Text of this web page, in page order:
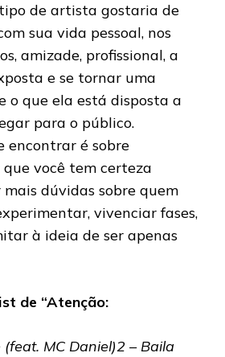
de artista gostaria de
sua vida pessoal, nos
amizade, profissional, a
e se tornar uma
o que ela está disposta a
para o público.
encontrar é sobre
você tem certeza
dúvidas sobre quem
vivenciar fases,
à ideia de ser apenas
de “Atenção:
(feat. MC Daniel)2 – Baila